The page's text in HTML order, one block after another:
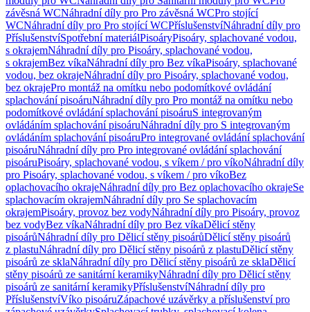
závěsná WCNáhradní díly pro Pro závěsná WCPro stojící
WCNáhradní díly pro Pro stojící WCPříslušenstvíNáhradní díly pro
PříslušenstvíSpotřební materiálPisoáryPisoáry, splachované vodou,
s okrajemNáhradní díly pro Pisoáry, splachované vodou,
s okrajemBez víkaNáhradní díly pro Bez víkaPisoáry, splachované
vodou, bez okrajeNáhradní díly pro Pisoáry, splachované vodou,
bez okrajePro montáž na omítku nebo podomítkové ovládání
splachování pisoáruNáhradní díly pro Pro montáž na omítku nebo
podomítkové ovládání splachování pisoáruS integrovaným
ovládáním splachování pisoáruNáhradní díly pro S integrovaným
ovládáním splachování pisoáruPro integrované ovládání splachování
pisoáruNáhradní díly pro Pro integrované ovládání splachování
pisoáruPisoáry, splachované vodou, s víkem / pro víkoNáhradní díly
pro Pisoáry, splachované vodou, s víkem / pro víkoBez
oplachovacího okrajeNáhradní díly pro Bez oplachovacího okrajeSe
splachovacím okrajemNáhradní díly pro Se splachovacím
okrajemPisoáry, provoz bez vodyNáhradní díly pro Pisoáry, provoz
bez vodyBez víkaNáhradní díly pro Bez víkaDělicí stěny
pisoárůNáhradní díly pro Dělicí stěny pisoárůDělicí stěny pisoárů
z plastuNáhradní díly pro Dělicí stěny pisoárů z plastuDělicí stěny
pisoárů ze sklaNáhradní díly pro Dělicí stěny pisoárů ze sklaDělicí
stěny pisoárů ze sanitární keramikyNáhradní díly pro Dělicí stěny
pisoárů ze sanitární keramikyPříslušenstvíNáhradní díly pro
PříslušenstvíVíko pisoáruZápachové uzávěrky a příslušenství pro